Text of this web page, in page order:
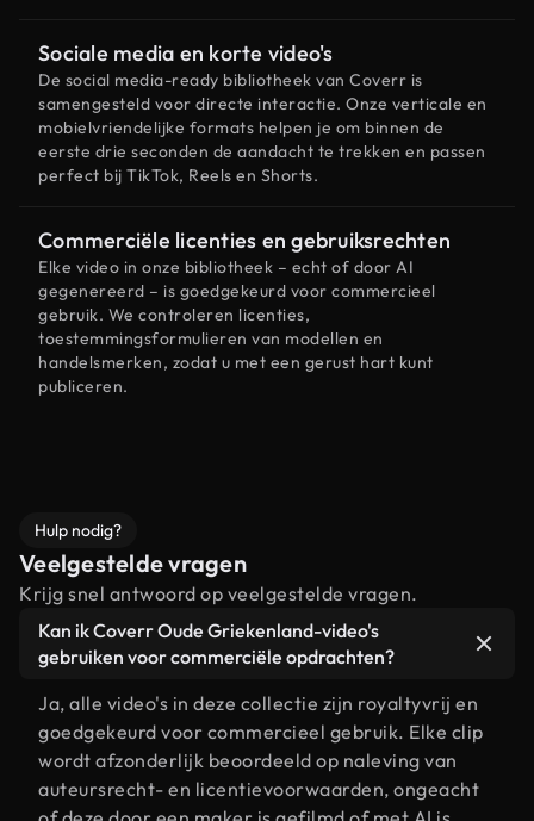
Sociale media en korte video's
De social media-ready bibliotheek van Coverr is
samengesteld voor directe interactie. Onze verticale en
mobielvriendelijke formats helpen je om binnen de
eerste drie seconden de aandacht te trekken en passen
perfect bij TikTok, Reels en Shorts.
Commerciële licenties en gebruiksrechten
Elke video in onze bibliotheek – echt of door AI
gegenereerd – is goedgekeurd voor commercieel
gebruik. We controleren licenties,
toestemmingsformulieren van modellen en
handelsmerken, zodat u met een gerust hart kunt
publiceren.
Hulp nodig?
Veelgestelde vragen
Krijg snel antwoord op veelgestelde vragen.
Kan ik Coverr Oude Griekenland-video's
gebruiken voor commerciële opdrachten?
Ja, alle video's in deze collectie zijn royaltyvrij en
goedgekeurd voor commercieel gebruik. Elke clip
wordt afzonderlijk beoordeeld op naleving van
auteursrecht- en licentievoorwaarden, ongeacht